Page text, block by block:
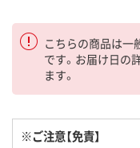
こちらの商品は一
です。お届け日の
ます。
※ご注意【免責】